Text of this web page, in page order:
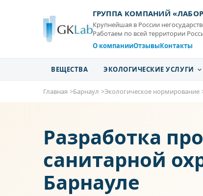
ГРУППА КОМПАНИЙ
Крупнейшая в России
Работаем по всей территории
О компанииОтзывыКонтакты
ВЕЩЕСТВА ЭКОЛОГИЧЕСКИЕ УСЛУГИ
Главная Барнаул Экологическое нормирование
Разработка
санитарной
Барнауле